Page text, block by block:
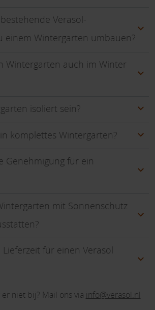
Verasol-
einem Wintergarten umbauen?
Wintergarten auch im Winter
isoliert sein?
komplettes Wintergarten?
Genehmigung für ein
mit Sonnenschutz
für einen Verasol
er niet bij? Mail ons via info@verasol.nl